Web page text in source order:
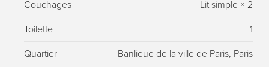
Couchages Lit simple × 2
Toilette 1
Quartier Banlieue de la ville de Paris, Paris